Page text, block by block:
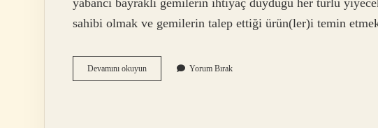
yabancı bayraklı gemilerin ihtiyaç duyduğu her türlü
sahibi olmak ve gemilerin talep ettiği ürün(ler)i temin
Devamını okuyunKumanya
Ne
Yorum Bırak